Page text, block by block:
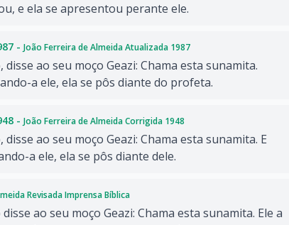
e ela se apresentou perante ele.
- João Ferreira de Almeida Atualizada 1987
disse ao seu moço Geazi: Chama esta sunamita.
a ele, ela se pôs diante do profeta.
- João Ferreira de Almeida Corrigida 1948
disse ao seu moço Geazi: Chama esta sunamita. E
a ele, ela se pôs diante dele.
Revisada Imprensa Bíblica
disse ao seu moço Geazi: Chama esta sunamita. Ele a